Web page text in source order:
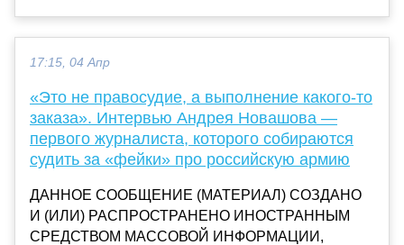
17:15, 04 Апр
«Это не правосудие, а выполнение какого-то
заказа». Интервью Андрея Новашова —
первого журналиста, которого собираются
судить за «фейки» про российскую армию
ДАННОЕ СООБЩЕНИЕ (МАТЕРИАЛ) СОЗДАНО
И (ИЛИ) РАСПРОСТРАНЕНО ИНОСТРАННЫМ
СРЕДСТВОМ МАССОВОЙ ИНФОРМАЦИИ,